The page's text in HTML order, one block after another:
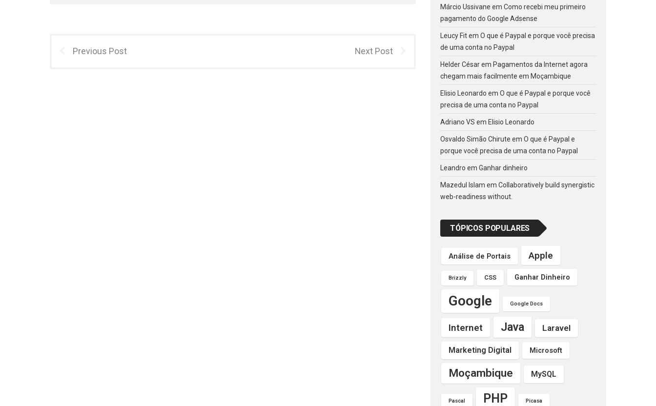
Previous Post Next Post
Márcio Ussivane em Como recebi meu primeiro
pagamento do Google Adsense
Leucy Fitem O que é Paypal e porque você precisa
de uma conta no Paypal
Helder Césarem Pagamentos da Internet agora
chegam mais facilmente em Moçambique
Elisio Leonardo em O que é Paypal e porque você
precisa de uma conta no Paypal
Adriano VS em Elisio Leonardo
Osvaldo Simão Chirute em O que é Paypal e
porque você precisa de uma conta no Paypal
Leandro em Ganhar dinheiro
Mazedul Islam em Collaboratively build synergistic
web-readiness without.
TÓPICOS POPULARES
Análise de Portais Apple
Brizzly CSS Ganhar Dinheiro
Google Google Docs
Internet Java Laravel
Marketing Digital Microsoft
Moçambique MySQL
Pascal PHP Picasa